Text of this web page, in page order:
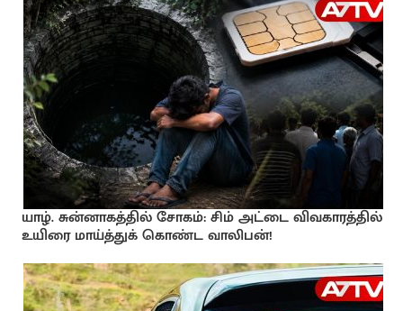
யாழ். சுன்னாகத்தில் சோகம்: சிம் அட்டை விவகாரத்தில்
உயிரை மாய்த்துக் கொண்ட வாலிபன்!